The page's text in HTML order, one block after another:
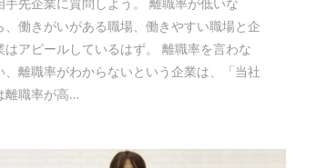
、働きがいがある職場、働きやすい職場と企
はアピールしているはず。 離職率を言わな
、離職率がわからないという企業は、「当社
離職率が高…